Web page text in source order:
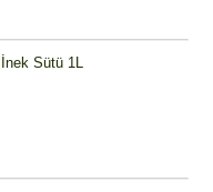
Sütü 1L